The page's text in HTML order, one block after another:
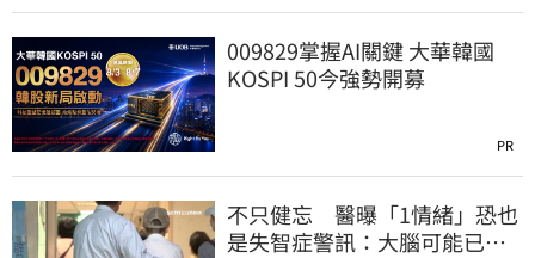
009829掌握AI關鍵 大華韓國
KOSPI 50今強勢開募
PR
不只健忘 醫曝「1情緒」恐也
是失智症警訊：大腦可能已發